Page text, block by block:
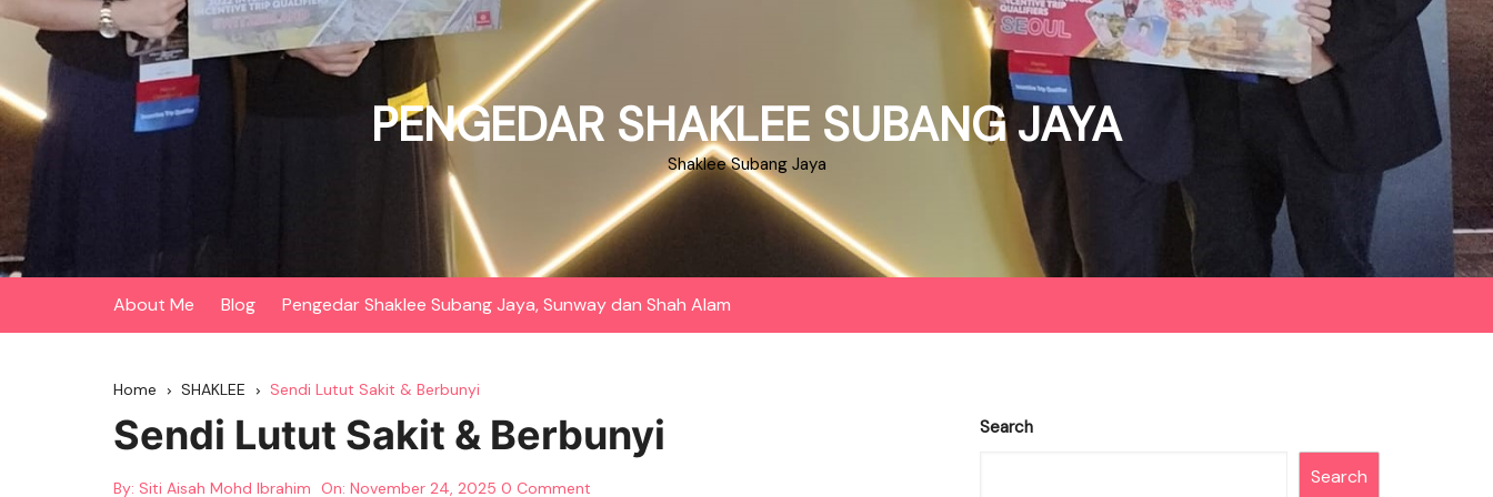
Skip
content
PENGEDAR SHAKLEE SUBANG JAYA
Shaklee Subang Jaya
About Me Blog Pengedar Shaklee Subang Jaya, Sunway dan Shah Alam
Home SHAKLEE Sendi Lutut Sakit & Berbunyi
Sendi Lutut Sakit & Berbunyi
By: Siti Aisah Mohd Ibrahim On: November 24, 2025 0 Comment
Search
Search